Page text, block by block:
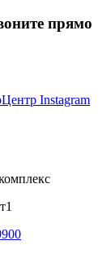
прямо